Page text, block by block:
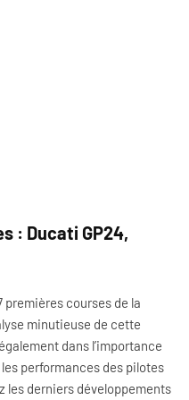
: Ducati GP24,
premières courses de la
minutieuse de cette
dans l’importance
performances des pilotes
les derniers développements